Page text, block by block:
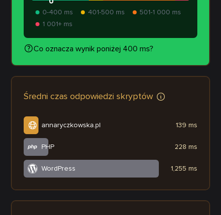
0-400 ms 401-500 ms
501-1 000 ms
1 001+ ms
Co oznacza wynik poniżej 400 ms?
Średni czas odpowiedzi skryptów
annaryczkowska.pl
PHP
WordPress
139 ms
228 ms
1,255 ms